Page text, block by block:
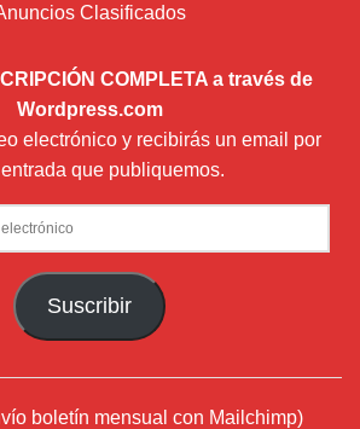
Clasificados
COMPLETA a través de
Wordpress.com
electrónico y recibirás un email por
que publiquemos.
Suscribir
boletín mensual con Mailchimp)